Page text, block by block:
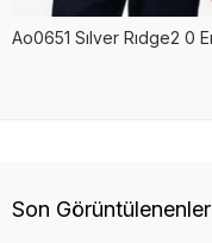
Son Görüntülenenler